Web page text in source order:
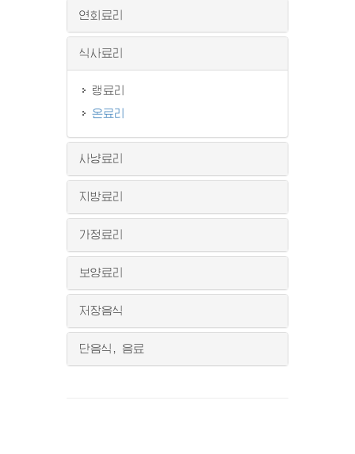
연회료리
식사료리
랭료리
온료리
사냥료리
지방료리
가정료리
보양료리
저장음식
단음식, 음료